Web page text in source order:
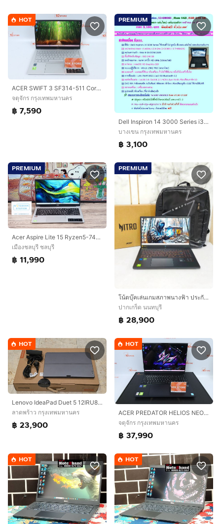
HOT
ACER SWIFT 3 SF314-511 Core i5-1135G7 Ram8.512GB
จตุจักร กรุงเทพมหานคร
฿ 7,590
PREMIUM
Dell Inspiron 14 3000 Series i3-6006U Ram 8GB SSD 240 GB หน้าจอ 14 นิ้ว ราคา 3,100.-บาท จัดส่งฟรีทั่วประเทศ
บางเขน กรุงเทพมหานคร
฿ 3,100
PREMIUM
Acer Aspire Lite 15 Ryzen5-7430U Ram16 SSD512 15.6 FHD IPS สเปคทำงานรุ่นใหม่ ตัวเครื่องดีไซน์สวยเรียบหรูบางเบา มีประกันจากศูนย์ถึงปี2027 ราค
เมืองชลบุรี ชลบุรี
฿ 11,990
PREMIUM
โน้ตบุ๊คเล่นเกมสภาพนางฟ้า ประกันศูนย์ยาวๆ ถึงปี 2028 สภาพเหมือนใหม่ แกะกล่องใช้งานไปแค่ 10 ชั่วโมงครับ✨ 💻 Acer Nitro V 15 (สเปกแรง คุ้มค่า
ปากเกร็ด นนทบุรี
฿ 28,900
HOT
Lenovo IdeaPad Duet 5 12IRU8 รุ่น i7
ลาดพร้าว กรุงเทพมหานคร
฿ 23,900
HOT
ACER PREDATOR HELIOS NEO 16S AI Core Ultra 5 235HX.RTX5050 RAM16.512GB
จตุจักร กรุงเทพมหานคร
฿ 37,990
HOT HOT